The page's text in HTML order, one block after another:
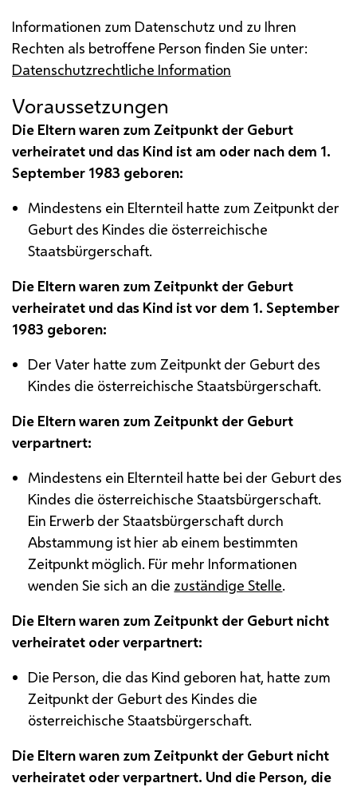
Informationen zum Datenschutz und zu Ihren
Rechten als betroffene Person finden Sie unter:
Datenschutzrechtliche Information
Voraussetzungen
Die Eltern waren zum Zeitpunkt der Geburt
verheiratet und das Kind ist am oder nach dem 1.
September 1983 geboren:
Mindestens ein Elternteil hatte zum Zeitpunkt der
Geburt des Kindes die österreichische
Staatsbürgerschaft.
Die Eltern waren zum Zeitpunkt der Geburt
verheiratet und das Kind ist vor dem 1. September
1983 geboren:
Der Vater hatte zum Zeitpunkt der Geburt des
Kindes die österreichische Staatsbürgerschaft.
Die Eltern waren zum Zeitpunkt der Geburt
verpartnert:
Mindestens ein Elternteil hatte bei der Geburt des
Kindes die österreichische Staatsbürgerschaft.
Ein Erwerb der Staatsbürgerschaft durch
Abstammung ist hier ab einem bestimmten
Zeitpunkt möglich. Für mehr Informationen
wenden Sie sich an die zuständige Stelle.
Die Eltern waren zum Zeitpunkt der Geburt nicht
verheiratet oder verpartnert:
Die Person, die das Kind geboren hat, hatte zum
Zeitpunkt der Geburt des Kindes die
österreichische Staatsbürgerschaft.
Die Eltern waren zum Zeitpunkt der Geburt nicht
verheiratet oder verpartnert. Und die Person, die